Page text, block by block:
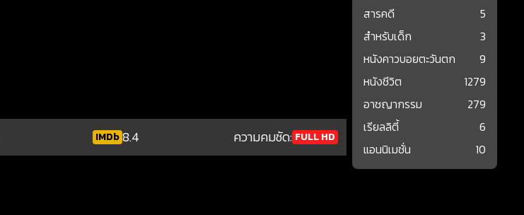
IMDb 8.4 ความคมชัด: FULL HD
สารคดี
5
สำหรับเด็ก
3
หนังคาวบอยตะวันตก
9
หนังชีวิต
1279
อาชญากรรม
279
เรียลลิตี้
6
แอนนิเมชั่น
10